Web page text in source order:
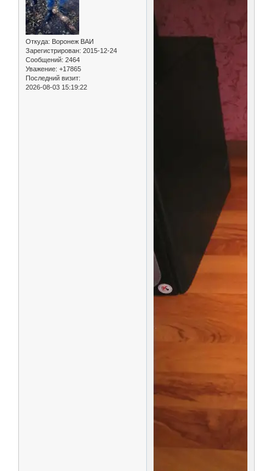
Откуда: Воронеж ВАИ
Зарегистрирован: 2015-12-24
Сообщений: 2464
Уважение: +17865
Последний визит:
2026-08-03 15:19:22